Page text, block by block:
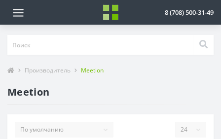
8 (708) 500-31-49
Производитель Meetion
Meetion